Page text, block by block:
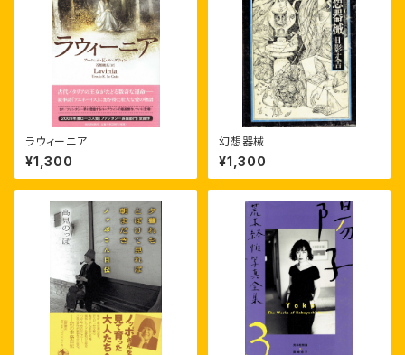
ラウィーニア
¥1,300
幻想器械
¥1,300